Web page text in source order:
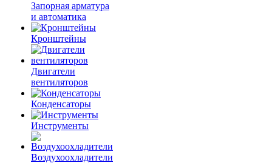
Запорная арматура
и автоматика
Кронштейны
Двигатели
вентиляторов
Конденсаторы
Инструменты
Воздухоохладители